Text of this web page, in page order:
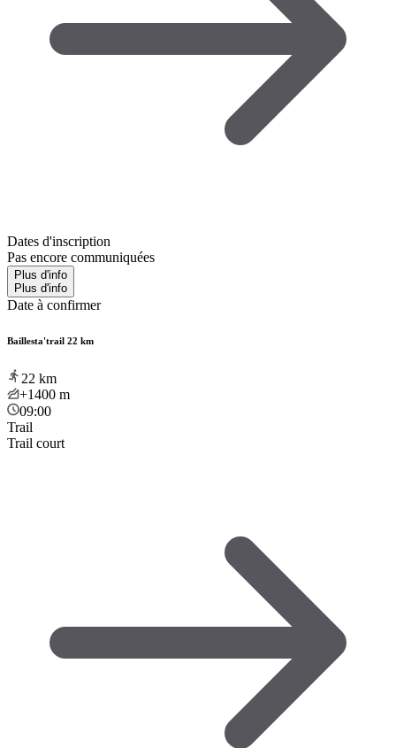
Dates d'inscription
Pas encore communiquées
Plus d'info
Plus d'info
Date à confirmer
Baillesta'trail 22 km
22 km
+1400 m
09:00
Trail
Trail court